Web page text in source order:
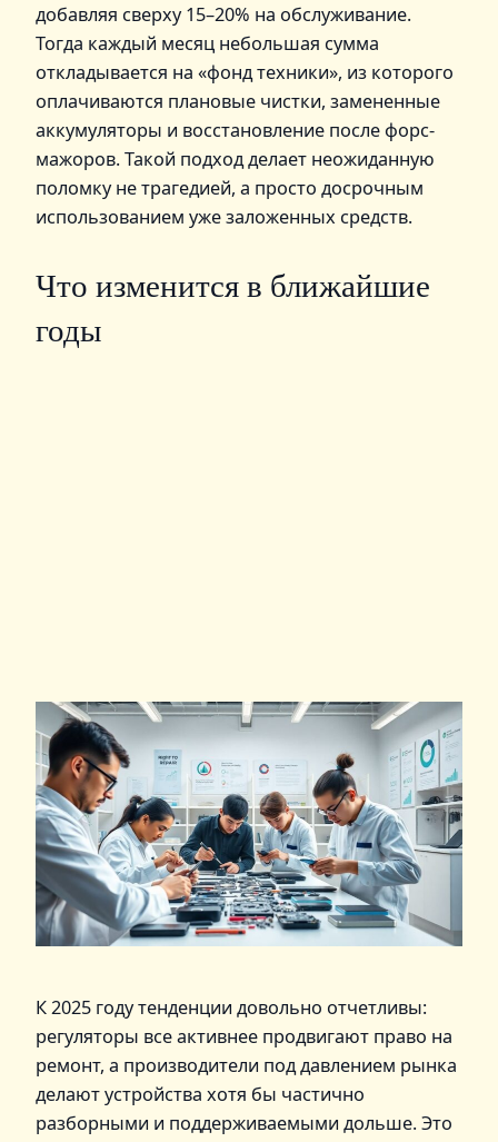
добавляя сверху 15–20% на обслуживание.
Тогда каждый месяц небольшая сумма
откладывается на «фонд техники», из которого
оплачиваются плановые чистки, замененные
аккумуляторы и восстановление после форс-
мажоров. Такой подход делает неожиданную
поломку не трагедией, а просто досрочным
использованием уже заложенных средств.
Что изменится в ближайшие
годы
К 2025 году тенденции довольно отчетливы:
регуляторы все активнее продвигают право на
ремонт, а производители под давлением рынка
делают устройства хотя бы частично
разборными и поддерживаемыми дольше. Это